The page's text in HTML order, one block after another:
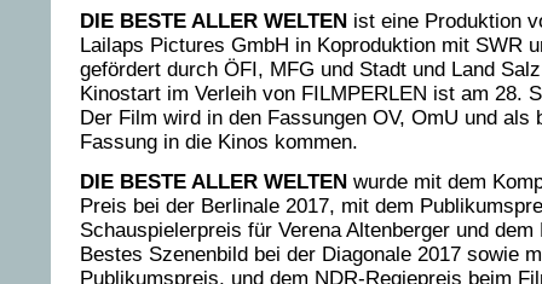
DIE BESTE ALLER WELTEN ist eine Produktion
Lailaps Pictures GmbH in Koproduktion mit SWR
gefördert durch ÖFI, MFG und Stadt und Land
Kinostart im Verleih von FILMPERLEN ist am 28.
Der Film wird in den Fassungen OV, OmU und als
Fassung in die Kinos kommen.
DIE BESTE ALLER WELTEN wurde mit dem
Preis bei der Berlinale 2017, mit dem
Schauspielerpreis für Verena Altenberger und
Bestes Szenenbild bei der Diagonale 2017 sowie
Publikumspreis, und dem NDR-Regiepreis beim